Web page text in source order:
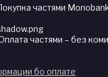
частями
частями – без
бо оплате